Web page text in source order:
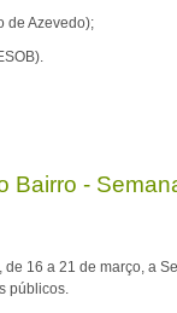
de Azevedo);
Bairro -
16 a 21 de março, a
públicos.